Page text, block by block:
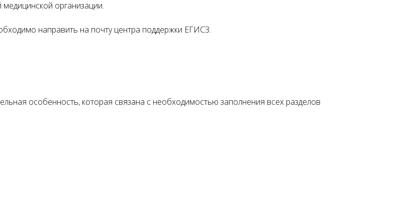
организации.
направить на почту центра поддержки ЕГИСЗ.
особенность, которая связана с необходимостью заполнения всех разделов